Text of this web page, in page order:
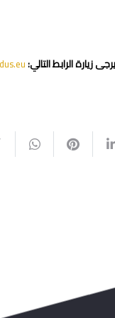
الرابط التالي: